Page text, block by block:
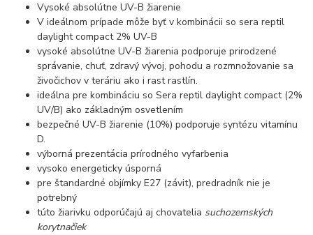
Vysoké absolútne UV-B žiarenie
V ideálnom prípade môže byť v kombinácii so sera reptil
daylight compact 2% UV-B
vysoké absolútne UV-B žiarenia podporuje prirodzené
správanie, chuť, zdravý vývoj, pohodu a rozmnožovanie sa
živočichov v teráriu ako i rast rastlín.
ideálna pre kombináciu so Sera reptil daylight compact (2%
UV/B) ako základným osvetlením
bezpečné UV-B žiarenie (10%) podporuje syntézu vitamínu
D.
výborná prezentácia prírodného vyfarbenia
vysoko energeticky úsporná
pre štandardné objímky E27 (závit), predradník nie je
potrebný
túto žiarivku odporúčajú aj chovatelia suchozemských
korytnačiek